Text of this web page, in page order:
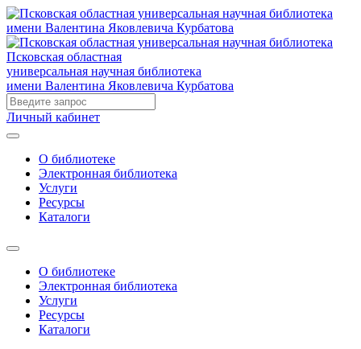
Псковская областная
универсальная научная библиотека
имени Валентина Яковлевича Курбатова
Личный кабинет
О библиотеке
Электронная библиотека
Услуги
Ресурсы
Каталоги
О библиотеке
Электронная библиотека
Услуги
Ресурсы
Каталоги